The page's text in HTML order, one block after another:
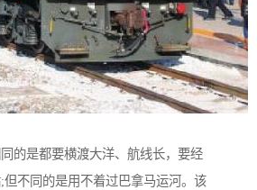
的是都要横渡大洋、航线长，要经
不同的是用不着过巴拿马运河。该